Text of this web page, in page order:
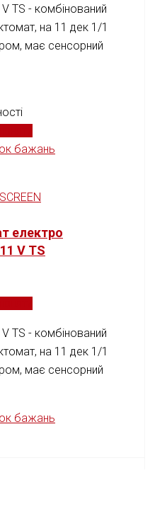
TS - комбінований
на 11 дек 1/1
має сенсорний
бажань
електро
V TS
TS - комбінований
на 11 дек 1/1
має сенсорний
бажань